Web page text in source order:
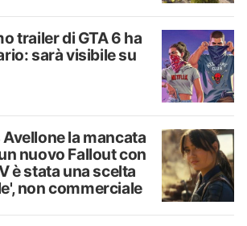
trailer di GTA 6 ha
sarà visibile su
Avellone la mancata
nuovo Fallout con
è stata una scelta
non commerciale